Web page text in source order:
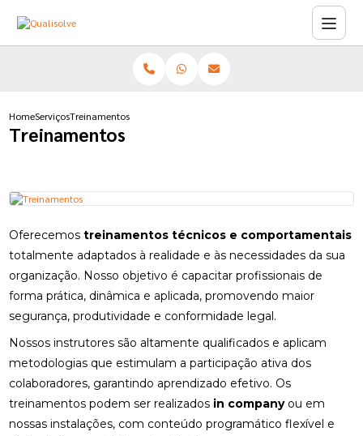
HomeServiçosTreinamentos
Treinamentos
Oferecemostreinamentos técnicos e comportamentais
totalmente adaptados à realidade e às necessidades da sua
organização. Nosso objetivo é capacitar profissionais de
forma prática, dinâmica e aplicada, promovendo maior
segurança, produtividade e conformidade legal.
Nossos instrutores são altamente qualificados e aplicam
metodologias que estimulam a participação ativa dos
colaboradores, garantindo aprendizado efetivo. Os
treinamentos podem ser realizados in companyou em
nossas instalações, com conteúdo programático flexível e